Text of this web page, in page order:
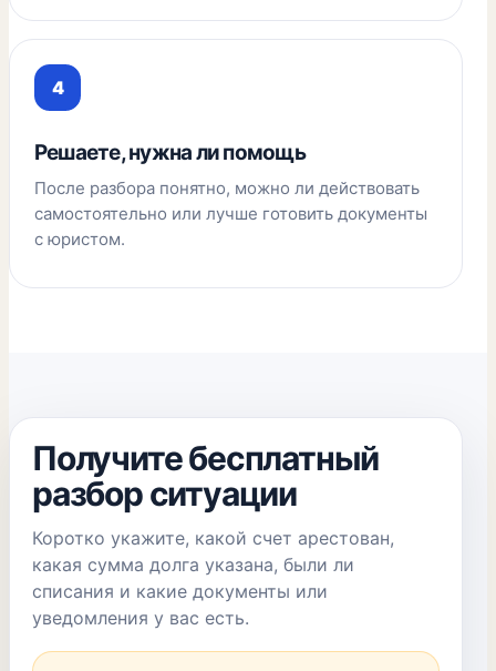
Решаете, нужна ли помощь
После разбора понятно, можно ли действовать
самостоятельно или лучше готовить документы
с юристом.
Получите бесплатный
разбор ситуации
Коротко укажите, какой счет арестован,
какая сумма долга указана, были ли
списания и какие документы или
уведомления у вас есть.